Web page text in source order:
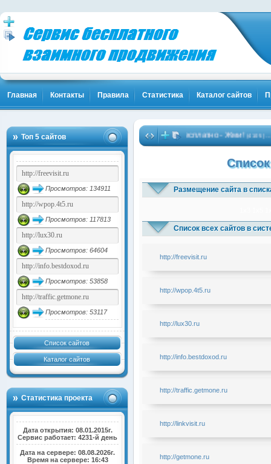
Главная Контакты Правила Статистика Каталог сайтов
Топ 5 сайтов
Просмотров: 134911
Просмотров: 117813
Просмотров: 64604
Просмотров: 53858
Просмотров: 53117
Список сайтов
Каталог сайтов
Статистика проекта
Дата открытия: 08.01.2015г.
Сервис работает: 4231-й день
Дата на сервере: 08.08.2026г.
Время на сервере: 16:43
и Клиенты! Жми! (1841)… Биткоины бесплатно - Жми!(4105)…
Размещение сайта в
Список всех сайтов в
http://freevisit.ru
http://wpop.4t5.ru
http://lux30.ru
http://info.bestdoxod.ru
http://traffic.getmone.ru
http://linkvisit.ru
http://getmone.ru